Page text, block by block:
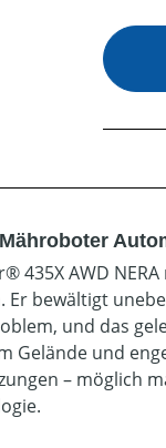
435X AWD
Er bewältigt
und das
Gelände und
– möglich